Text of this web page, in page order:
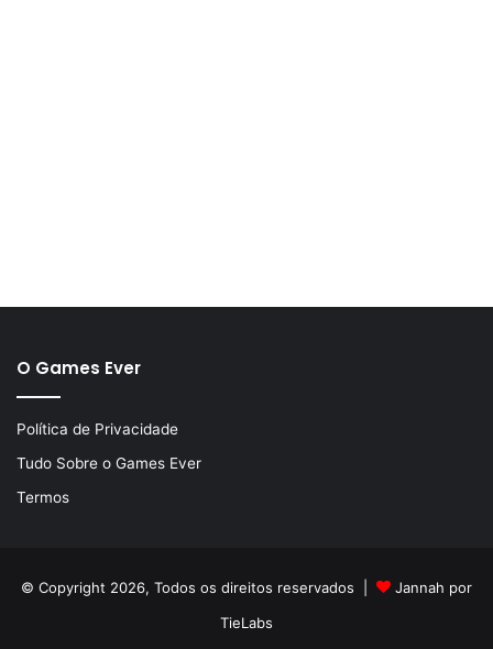
O Games Ever
Política de Privacidade
Tudo Sobre o Games Ever
Termos
© Copyright 2026, Todos os direitos reservados |
Jannah por
TieLabs